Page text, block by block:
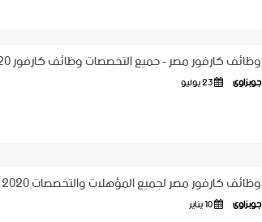
وظائف كارفور مصر - جميع التخصصات وظائف كارفور 2020 - قدم الان
جوبزاوى
23 يوليو
وظائف كارفور مصر لجميع المؤهلات والتخصصات 2020 - سجل الان
جوبزاوى
10 يناير